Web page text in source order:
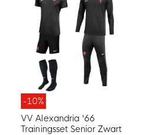
-10%
VV Alexandria '66
Trainingsset Senior Zwart